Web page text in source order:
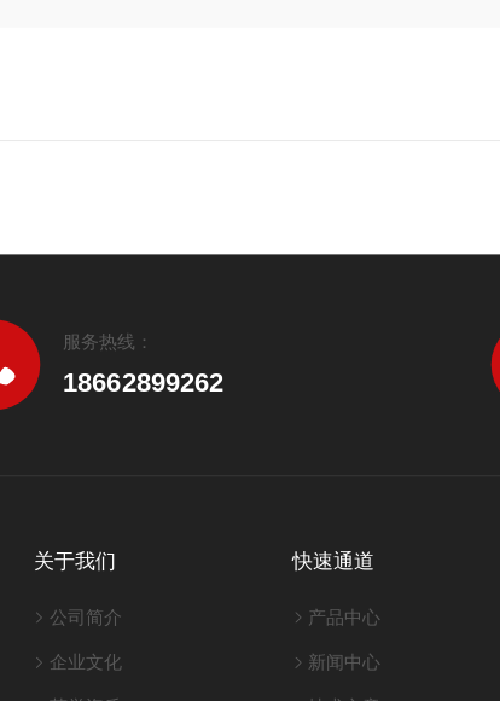
服务热线：
18662899262
关于我们
公司简介
企业文化
快速通道
产品中心
新闻中心